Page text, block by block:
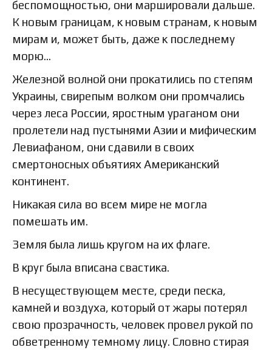
беспомощностью, они маршировали дальше.
К новым границам, к новым странам, к новым
мирам и, может быть, даже к последнему
морю…
Железной волной они прокатились по степям
Украины, свирепым волком они промчались
через леса России, яростным ураганом они
пролетели над пустынями Азии и мифическим
Левиафаном, они сдавили в своих
смертоносных объятиях Американский
континент.
Никакая сила во всем мире не могла
помешать им.
Земля была лишь кругом на их флаге.
В круг была вписана свастика.
В несуществующем месте, среди песка,
камней и воздуха, который от жары потерял
свою прозрачность, человек провел рукой по
обветренному темному лицу. Словно стирая